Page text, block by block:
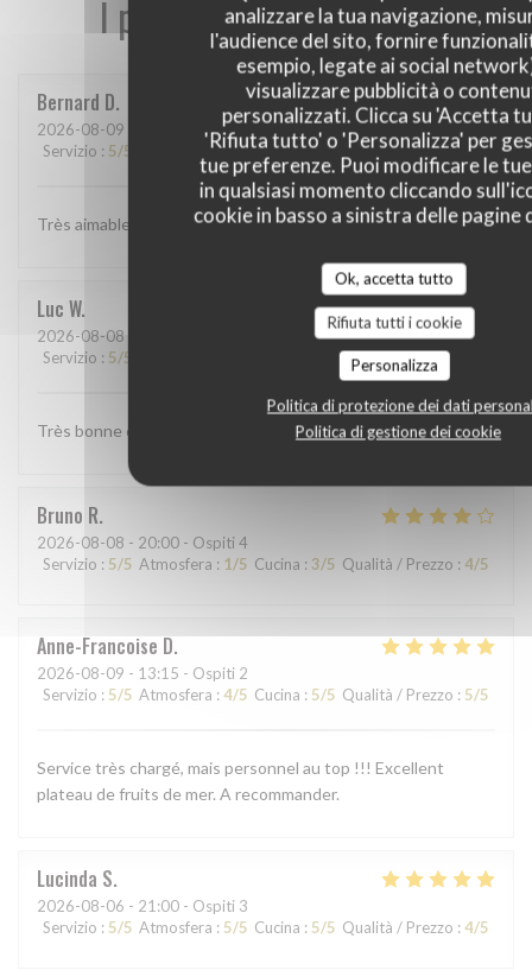
analizzare la tua navigazione,
l'audience del sito, fornire
esempio, legate ai social
visualizzare pubblicità o
personalizzati. Clicca su 'Accetta
'Rifiuta tutto' o 'Personalizza' per
tue preferenze. Puoi modificare le
in qualsiasi momento cliccando
cookie in basso a sinistra delle pagine
Ok, accetta tutto
Rifiuta tutti i cookie
Personalizza
Politica di protezione dei dati
Politica di gestione dei cookie
I pareri dei nostri clienti
Bernard D
2026-08-09 - 21:00 - Ospiti 2
Servizio : 5/5 Atmosfera:5/5 Cucina: 5 /5 Qualità / Prezzo: 5/5
Très aimable Super qualité prix Très convivial
Luc W
2026-08-08
Servizio : 5/5 Qualità / Prezzo
Très bonne cuisine, personnel bienveillant
Bruno R
2026-08-08 - 20:00 - Ospiti 4
Servizio : 5/5 Atmosfera : 1/5 Cucina : 3/5 Qualità / Prezzo : 4/5
Anne-Francoise D
2026-08-09 - 13:15 - Ospiti 2
Servizio : 5/5 Atmosfera : 4/5 Cucina : 5/5 Qualità / Prezzo : 5/5
Service très chargé, mais personnel au top !!! Excellent
plateau de fruits de mer. A recommander.
Lucinda S
2026-08-06 - 21:00 - Ospiti 3
Servizio : 5/5 Atmosfera : 5/5 Cucina : 5/5 Qualità / Prezzo : 4/5